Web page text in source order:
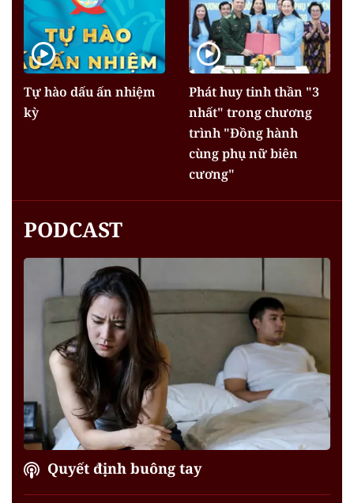
Tự hào dấu ấn nhiệm
kỳ
Phát huy tinh thần "3
nhất" trong chương
trình "Đồng hành
cùng phụ nữ biên
cương"
PODCAST
Quyết định buông tay